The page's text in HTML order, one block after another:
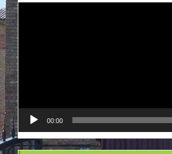
00:00